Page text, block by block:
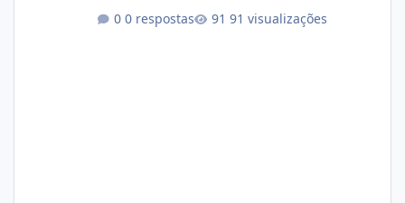
for dietary supplements that may
0 respostas 91 visualizações